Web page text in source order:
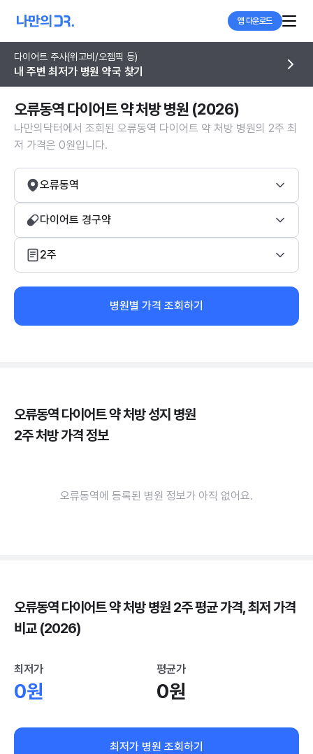
앱 다운로드
다이어트 주사(위고비/오젬픽 등)
내 주변 최저가 병원 약국 찾기
오류동역 다이어트 약 처방 병원 (2026)
나만의닥터에서 조회된 오류동역 다이어트 약 처방 병원의 2주 최
저 가격은 0원입니다.
오류동역
다이어트 경구약
2주
병원별 가격 조회하기
오류동역 다이어트 약 처방 성지 병원
2주 처방 가격 정보
오류동역에 등록된 병원 정보가 아직 없어요.
오류동역 다이어트 약 처방 병원 2주 평균 가격, 최저 가격
비교 (2026)
최저가
0원
평균가
0원
최저가 병원 조회하기